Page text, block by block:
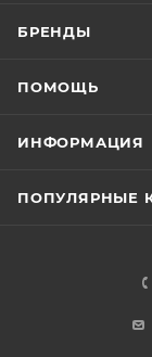
БРЕНДЫ
ПОМОЩЬ
ИНФОРМАЦИЯ
ПОПУЛЯРНЫЕ